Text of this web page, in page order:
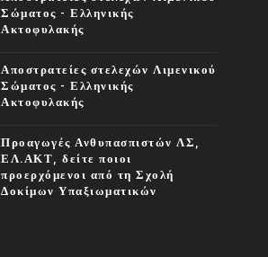
Σώματος - Ελληνικής
Ακτοφυλακής
Αποστρατείες στελεχών Λιμενικού
Σώματος - Ελληνικής
Ακτοφυλακής
Προαγωγές Ανθυπασπιστών ΛΣ,
ΕΛ.ΑΚΤ, δείτε ποιοι
προερχόμενοι από τη Σχολή
Δοκίμων Υπαξιωματικών